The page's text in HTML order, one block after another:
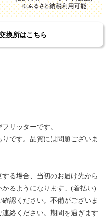
換所はこちら
リッターです。
です。品質には問題ございま
る場合、当初のお届け先から
るようになります。(着払い)
認ください。不備がございま
絡ください。期間を過ぎます